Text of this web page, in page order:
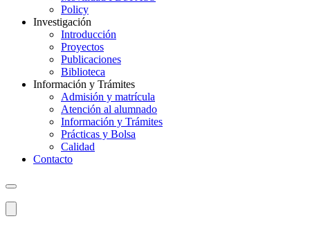
Policy
Investigación
Introducción
Proyectos
Publicaciones
Biblioteca
Información y Trámites
Admisión y matrícula
Atención al alumnado
Información y Trámites
Prácticas y Bolsa
Calidad
Contacto